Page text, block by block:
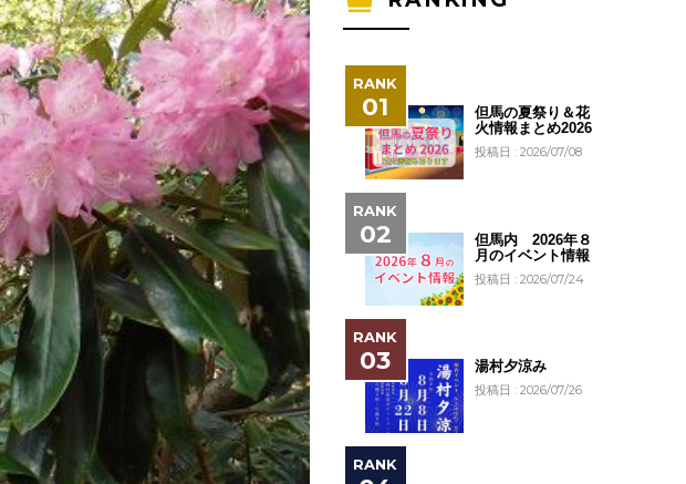
但馬の夏祭り＆花
火情報まとめ2026
投稿日 : 2026/07/08
但馬内 2026年８
月のイベント情報
投稿日 : 2026/07/24
湯村夕涼み
投稿日 : 2026/07/26